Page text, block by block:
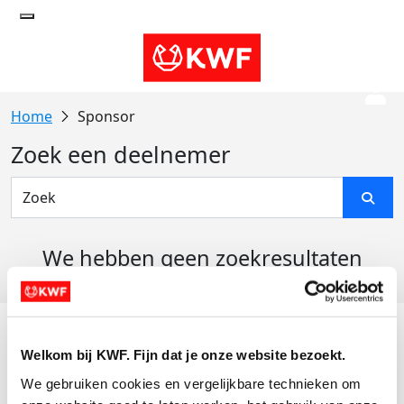
Welkom bij KWF. Fijn dat je onze website bezoekt.
We gebruiken cookies en vergelijkbare technieken om
Sponsor
Zoek een deelnemer
We hebben geen zoekresultaten
Actiematerialen
Evenementen